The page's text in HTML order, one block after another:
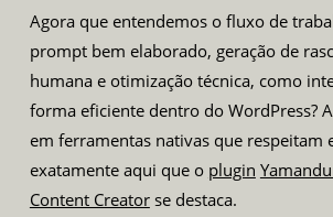
Agora que entendemos o fluxo de
prompt bem elaborado, geração de
humana e otimização técnica, como
forma eficiente dentro do WordPress?
em ferramentas nativas que respeitam
exatamente aqui que o plugin
Content Creatorse destaca.